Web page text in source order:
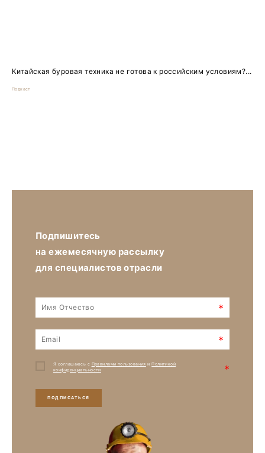
Китайская буровая техника не готова к российским условиям?...
Подкаст
Подпишитесь
на ежемесячную рассылку
для специалистов отрасли
*
*
Я соглашаюсь с Правилами пользования иПолитикой
конфиденциальности
*
ПОДПИСАТЬСЯ